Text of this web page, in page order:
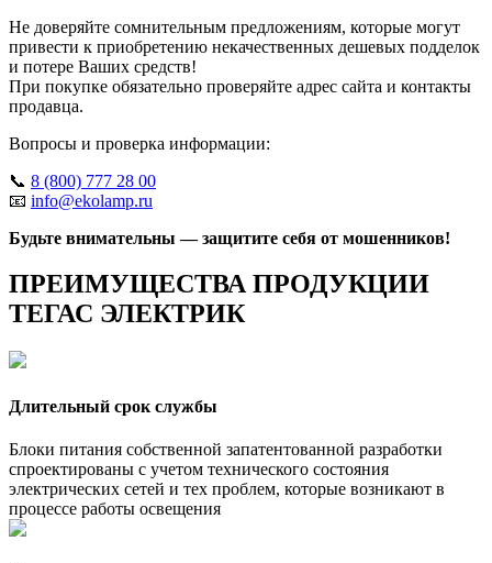
Не доверяйте сомнительным предложениям, которые могут
привести к приобретению некачественных дешевых подделок
и потере Ваших средств!
При покупке обязательно проверяйте адрес сайта и контакты
продавца.
Вопросы и проверка информации:
📞 8 (800) 777 28 00
📧 info@ekolamp.ru
Будьте внимательны — защитите себя от мошенников!
ПРЕИМУЩЕСТВА ПРОДУКЦИИ
ТЕГАС ЭЛЕКТРИК
Длительный срок службы
Блоки питания собственной запатентованной разработки
спроектированы с учетом технического состояния
электрических сетей и тех проблем, которые возникают в
процессе работы освещения